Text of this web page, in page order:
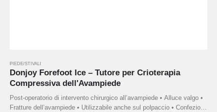
PIEDE/STIVALI
Donjoy Forefoot Ice – Tutore per Crioterapia
Compressiva dell'Avampiede
Post-operatorio di intervento chirurgico all’avampiede • Alluce valgo •
Fratture dell’avampiede • Utilizzabile anche sul polpaccio • Confezione